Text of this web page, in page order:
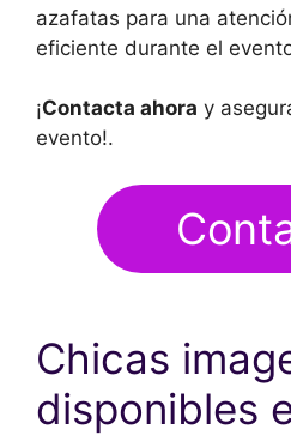
azafatas para una
eficiente durante el
¡Contacta ahora y
evento!.
Chicas
disponibles